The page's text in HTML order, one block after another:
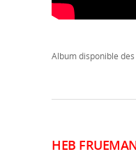
Album disponible
HEB